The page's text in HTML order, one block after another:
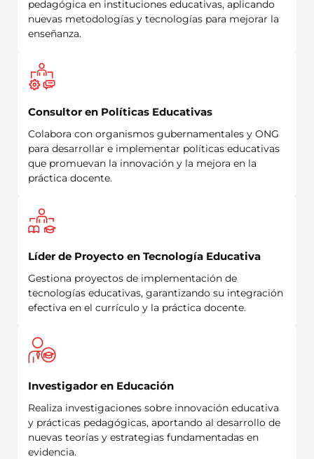
pedagógica en instituciones educativas, aplicando
nuevas metodologías y tecnologías para mejorar la
enseñanza.
Consultor en Políticas Educativas
Colabora con organismos gubernamentales y ONG
para desarrollar e implementar políticas educativas
que promuevan la innovación y la mejora en la
práctica docente.
Líder de Proyecto en Tecnología Educativa
Gestiona proyectos de implementación de
tecnologías educativas, garantizando su integración
efectiva en el currículo y la práctica docente.
Investigador en Educación
Realiza investigaciones sobre innovación educativa
y prácticas pedagógicas, aportando al desarrollo de
nuevas teorías y estrategias fundamentadas en
evidencia.